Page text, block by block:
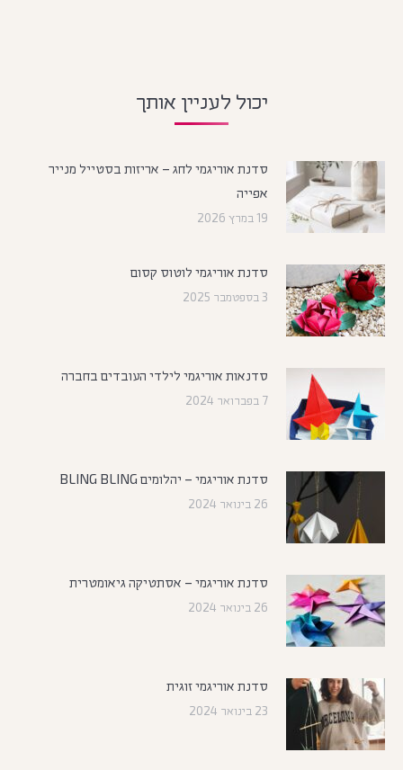
יכול לעניין אותך
סדנת אוריגמי לחג – אריזות בסטייל מנייר
אפייה
19 במרץ 2026
סדנת אוריגמי לוטוס קסום
3 בספטמבר 2025
סדנאות אוריגמי לילדי העובדים בחברה
7 בפברואר 2024
סדנת אוריגמי – יהלומים BLING BLING
26 בינואר 2024
סדנת אוריגמי – אסתטיקה גיאומטרית
26 בינואר 2024
סדנת אוריגמי זוגית
23 בינואר 2024